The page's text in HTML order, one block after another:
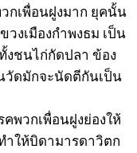
กเพื่อนฝูงมาก ยุคนั้น
งเมืองกำพงธม เป็น
งชนไก่กัดปลา ข้อง
วัดมักจะนัดตีกันเป็น
พวกเพื่อนฝูงย่องให้
ำให้บิดามารดาวิตก